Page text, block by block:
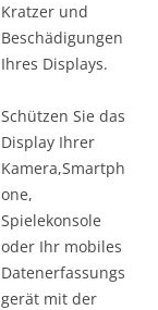
Kratzer und
Beschädigungen
Ihres Displays.
Schützen Sie das
Display Ihrer
Kamera,Smartph
one,
Spielekonsole
oder Ihr mobiles
Datenerfassungs
gerät mit der